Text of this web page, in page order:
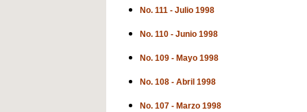
No. 111 - Julio 1998
No. 110 - Junio 1998
No. 109 - Mayo 1998
No. 108 - Abril 1998
No. 107 - Marzo 1998